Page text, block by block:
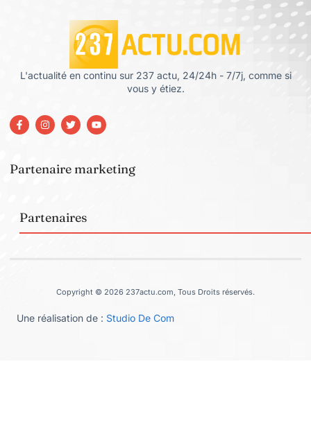
L'actualité en continu sur 237 actu, 24/24h - 7/7j, comme si
vous y étiez.
Partenaire marketing
Partenaires
Copyright © 2026 237actu.com, Tous Droits réservés.
Une réalisation de : Studio De Com